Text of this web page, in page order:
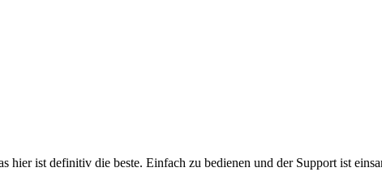
hier ist definitiv die beste. Einfach zu bedienen und der Support ist